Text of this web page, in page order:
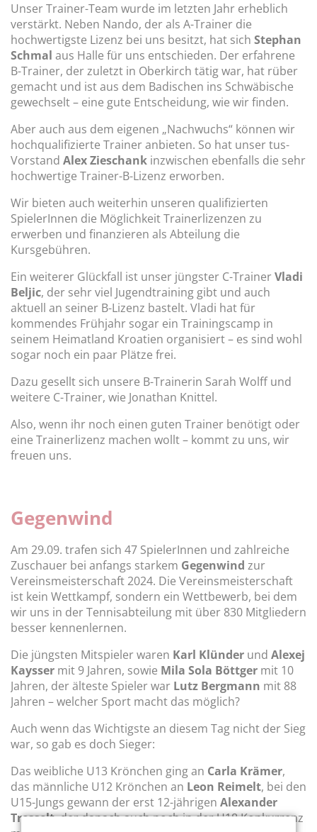
Unser Trainer-Team wurde im letzten Jahr erheblich
verstärkt. Neben Nando, der als A-Trainer die
hochwertigste Lizenz bei uns besitzt, hat sich Stephan
Schmal aus Halle für uns entschieden. Der erfahrene
B-Trainer, der zuletzt in Oberkirch tätig war, hat rüber
gemacht und ist aus dem Badischen ins Schwäbische
gewechselt – eine gute Entscheidung, wie wir finden.
Aber auch aus dem eigenen „Nachwuchs“ können wir
hochqualifizierte Trainer anbieten. So hat unser tus-
Vorstand Alex Zieschank inzwischen ebenfalls die sehr
hochwertige Trainer-B-Lizenz erworben.
Wir bieten auch weiterhin unseren qualifizierten
SpielerInnen die Möglichkeit Trainerlizenzen zu
erwerben und finanzieren als Abteilung die
Kursgebühren.
Ein weiterer Glückfall ist unser jüngster C-TrainerVladi
Beljic, der sehr viel Jugendtraining gibt und auch
aktuell an seiner B-Lizenz bastelt. Vladi hat für
kommendes Frühjahr sogar ein Trainingscamp in
seinem Heimatland Kroatien organisiert – es sind wohl
sogar noch ein paar Plätze frei.
Dazu gesellt sich unsere B-Trainerin Sarah Wolff und
weitere C-Trainer, wie Jonathan Knittel.
Also, wenn ihr noch einen guten Trainer benötigt oder
eine Trainerlizenz machen wollt – kommt zu uns, wir
freuen uns.
Gegenwind
Am 29.09. trafen sich 47 SpielerInnen und zahlreiche
Zuschauer bei anfangs starkem Gegenwind zur
Vereinsmeisterschaft 2024. Die Vereinsmeisterschaft
ist kein Wettkampf, sondern ein Wettbewerb, bei dem
wir uns in der Tennisabteilung mit über 830 Mitgliedern
besser kennenlernen.
Die jüngsten Mitspieler waren Karl Klünder und Alexej
Kaysser mit 9 Jahren, sowie Mila Sola Böttger mit 10
Jahren, der älteste Spieler war Lutz Bergmann mit 88
Jahren – welcher Sport macht das möglich?
Auch wenn das Wichtigste an diesem Tag nicht der Sieg
war, so gab es doch Sieger:
Das weibliche U13 Krönchen ging an Carla Krämer,
das männliche U12 Krönchen an Leon Reimelt, bei den
U15-Jungs gewann der erst 12-jährigen Alexander
Tresselt, der danach auch noch in der U18 Konkurrenz